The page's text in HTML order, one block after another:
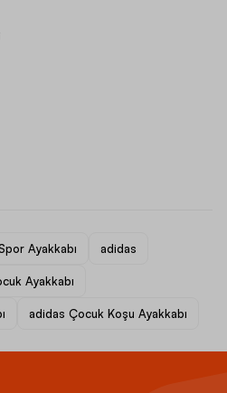
Ayakkabı adidas
Ayakkabı
adidas Çocuk Koşu Ayakkabı